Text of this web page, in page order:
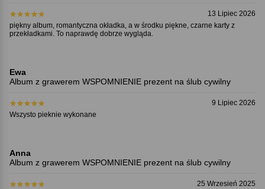
13 Lipiec 2026
piękny album, romantyczna okładka, a w środku piękne, czarne karty z
przekładkami. To naprawdę dobrze wygląda.
Album z grawerem WSPOMNIENIE prezent na ślub cywilny
Ewa
9 Lipiec 2026
Wszysto pieknie wykonane
Album z grawerem WSPOMNIENIE prezent na ślub cywilny
Anna
25 Wrzesień 2025